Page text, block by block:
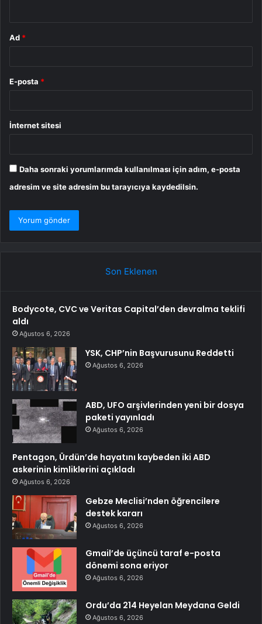
Ad *
E-posta *
İnternet sitesi
Daha sonraki yorumlarımda kullanılması için adım, e-posta
adresim ve site adresim bu tarayıcıya kaydedilsin.
Son Eklenen
Bodycote, CVC ve Veritas Capital’den devralma teklifi
aldı
Ağustos 6, 2026
YSK, CHP’nin Başvurusunu Reddetti
Ağustos 6, 2026
ABD, UFO arşivlerinden yeni bir dosya
paketi yayınladı
Ağustos 6, 2026
Pentagon, Ürdün’de hayatını kaybeden iki ABD
askerinin kimliklerini açıkladı
Ağustos 6, 2026
Gebze Meclisi’nden öğrencilere
destek kararı
Ağustos 6, 2026
Gmail’de üçüncü taraf e-posta
dönemi sona eriyor
Ağustos 6, 2026
Ordu’da 214 Heyelan Meydana Geldi
Ağustos 6, 2026